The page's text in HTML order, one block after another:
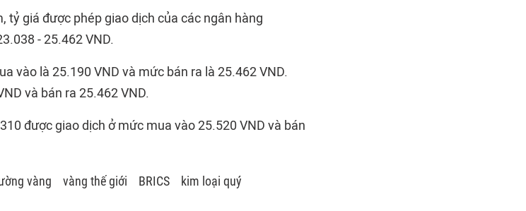
tỷ giá được phép giao dịch của các ngân hàng
- 25.462 VND.
vào là 25.190 VND và mức bán ra là 25.462 VND.
và bán ra 25.462 VND.
được giao dịch ở mức mua vào 25.520 VND và bán
vàng vàng thế giới BRICS
kim loại quý